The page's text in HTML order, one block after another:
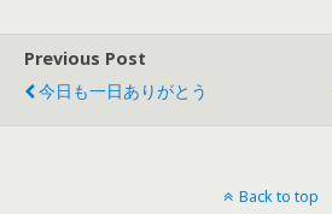
Previous Post
今日も一日ありがとう
Back to top